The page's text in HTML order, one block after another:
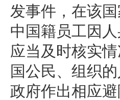
发事件，在该
中国籍员工因
应当及时核实
国公民、组织
政府作出相应